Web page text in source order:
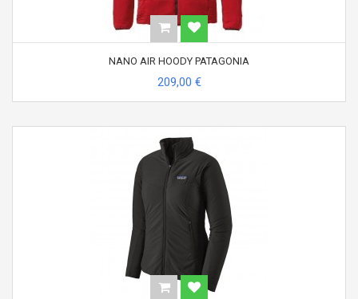
NANO AIR HOODY PATAGONIA
209,00 €